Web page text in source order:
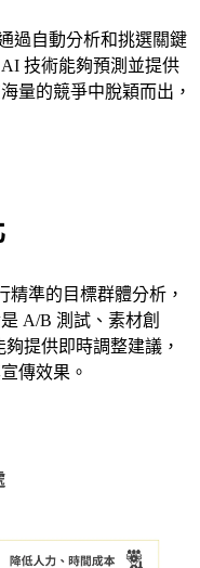
過自動分析和挑選關鍵
技術能夠預測並提供
量的競爭中脫穎而出，
準的目標群體分析，
A/B 測試、素材創
提供即時調整建議，
傳效果。